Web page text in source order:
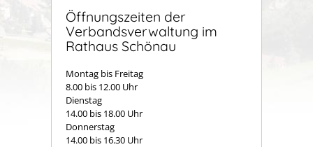
Öffnungszeiten der
Verbandsverwaltung im
Rathaus Schönau
Montag bis Freitag
8.00 bis 12.00 Uhr
Dienstag
14.00 bis 18.00 Uhr
Donnerstag
14.00 bis 16.30 Uhr